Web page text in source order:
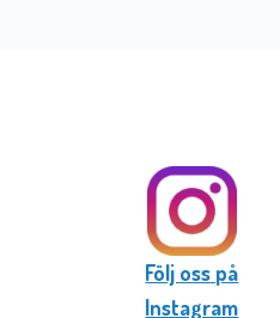
Följ oss på
Instagram